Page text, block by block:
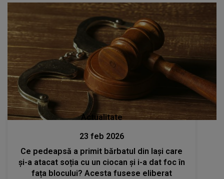
Actualitate
23 feb 2026
Ce pedeapsă a primit bărbatul din Iași care
și-a atacat soția cu un ciocan și i-a dat foc în
fața blocului? Acesta fusese eliberat